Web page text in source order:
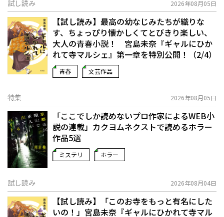
試し読み 2026年08月05日
【試し読み】最高の幼なじみたちが織りな
す、ちょっぴり懐かしくてとびきり楽しい、
大人の青春小説！ 宮島未奈『ギャルにひか
れて寺マルシェ』第一章を特別公開！（2/4）
青春 文芸作品
特集 2026年08月05日
「ここでしか読めないプロ作家によるWEB小
説の連載」――カクヨムネクストで読めるホラー
作品5選
ミステリ ホラー
試し読み 2026年08月04日
【試し読み】「このお寺をもっと有名にした
いの！」宮島未奈『ギャルにひかれて寺マル